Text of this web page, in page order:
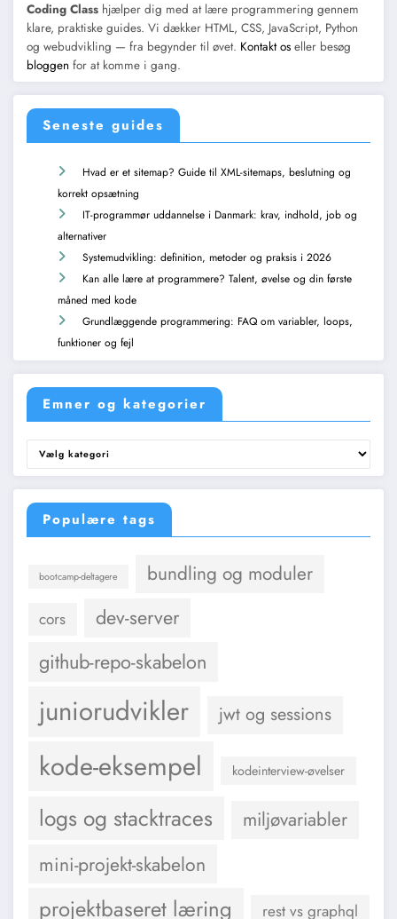
Coding Class hjælper dig med at lære programmering gennem
klare, praktiske guides. Vi dækker HTML, CSS, JavaScript, Python
og webudvikling — fra begynder til øvet. Kontakt os eller besøg
bloggen for at komme i gang.
Seneste guides
Hvad er et sitemap? Guide til XML-sitemaps, beslutning og
korrekt opsætning
IT-programmør uddannelse i Danmark: krav, indhold, job og
alternativer
Systemudvikling: definition, metoder og praksis i 2026
Kan alle lære at programmere? Talent, øvelse og din første
måned med kode
Grundlæggende programmering: FAQ om variabler, loops,
funktioner og fejl
Emner og kategorier
kategorier
Populære tags
bootcamp-deltagere bundling og moduler
cors
dev-server
github-repo-skabelon
juniorudvikler jwt og sessions
kode-eksempel kodeinterview-øvelser
logs og stacktraces miljøvariabler
mini-projekt-skabelon
projektbaseret læring rest vs graphql